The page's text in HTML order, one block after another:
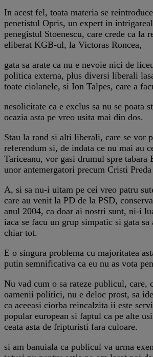
In acest fel, toata materia se
penetistul Opris, un expert in
penegistul Stoenescu, care crede ca la
eliberat KGB-ul, la Victoras Roncea,
gata sa arate ca nu e nevoie nici de
politica externa, plus diversi liberali
toate ciolanele, si Ion Talpes, care a
nesolicitate ca e exclus sa nu se poata
ocazia asta pe vreo usita mai din dos.
Stau la rand si alti liberali, care se vor
referendum si, de indata ce nu mai au
Tariceanu, vor gasi drumul spre tabara
unor antemergatori precum Cristi
A, si sa nu-i uitam pe cei vreo patru
care au venit la PD de la PSD,
anul 2004, ca doar ai nostri sunt, ni-i
iaca se facu un grup simpatic si gata sa
chiar tot.
E o singura problema cu majoritatea
putin semnificativa ca eu nu as vota
Nu vad cum o sa rateze publicul, care,
oamenii politici, nu e deloc prost, sa
ca aceeasi ciorba reincalzita ii este
popular european si faptul ca pe alte
ceata asta de fripturisti fara culoare.
si am banuiala ca publicul va urma